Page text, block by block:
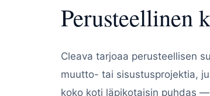
Perusteellinen
Cleava tarjoaa perusteellisen
muutto- tai sisustusprojektia,
koko koti läpikotaisin puhdas